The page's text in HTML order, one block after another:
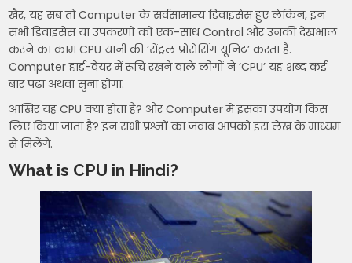
खैर, यह सब तो Computer के सर्वसामान्य डिवाइसेस हुए लेकिन, इन
सभी डिवाइसेस या उपकरणों को एक-साथ Control और उनकी देखभाल
करने का काम CPU यानी की ‘सेंट्रल प्रोसेसिंग यूनिट’ करता है.
Computer हार्ड-वेयर में रूचि रखने वाले लोगों ने ‘CPU’ यह शब्द कई
बार पढ़ा अथवा सुना होगा.
आखिर यह CPU क्या होता है? और Computer में इसका उपयोग किस
लिए किया जाता है? इन सभी प्रश्नों का जवाब आपको इस लेख के माध्यम
से मिलेंगे.
What is CPU in Hindi?